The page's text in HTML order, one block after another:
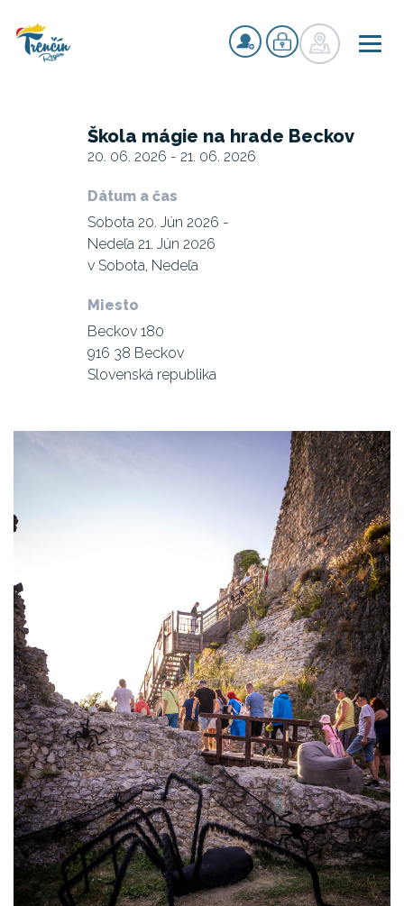
Škola mágie na hrade Beckov
20. 06. 2026 - 21. 06. 2026
Dátum a čas
Sobota 20. Jún 2026 -
Nedeľa 21. Jún 2026
v Sobota, Nedeľa
Miesto
Beckov 180
916 38 Beckov
Slovenská republika